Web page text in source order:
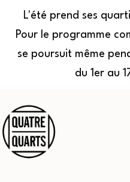
L'été prend ses
Pour le programme
se poursuit même
du 1er au
au
contenu